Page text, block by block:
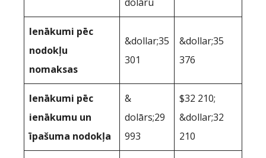
Ienākumi pēc
nodokļu
nomaksas
&dollar;35
301
&dollar;35
376
Ienākumi pēc
ienākumu un
īpašuma nodokļa
&
dolārs;29
993
$32 210;
&dollar;32
210